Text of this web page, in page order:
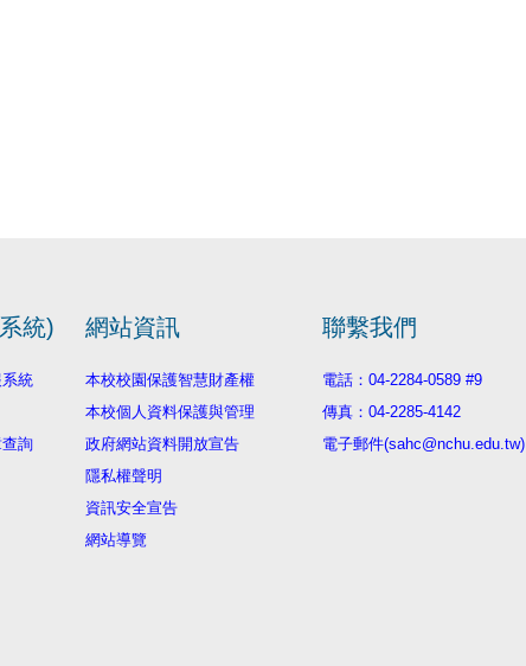
統)
統
詢
網站資訊
本校校園保護智慧財產權
本校個人資料保護與管理
政府網站資料開放宣告
隱私權聲明
資訊安全宣告
網站導覽
聯繫我們
電話：04-2284-0589 #9
傳真：04-2285-4142
電子郵件(sahc@nchu.edu.tw)